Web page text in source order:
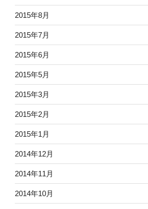
2015年8月
2015年7月
2015年6月
2015年5月
2015年3月
2015年2月
2015年1月
2014年12月
2014年11月
2014年10月